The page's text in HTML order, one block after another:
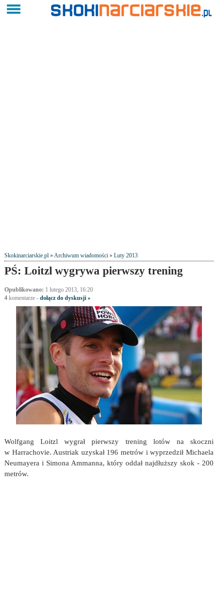
Skokinarciarskie.pl»Archiwum wiadomości» Luty 2013
PŚ: Loitzl wygrywa pierwszy trening
Opublikowano: 1 lutego 2013, 16:20
4komentarze- dołącz do dyskusji »
Wolfgang Loitzl wygrał pierwszy trening lotów na skoczni
w Harrachovie. Austriak uzyskał 196 metrów i wyprzedził Michaela
Neumayera i Simona Ammanna, który oddał najdłuższy skok - 200
metrów.